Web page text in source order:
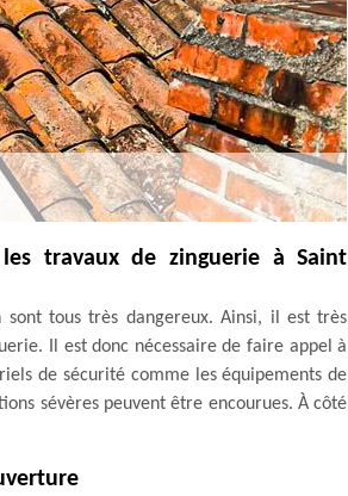
travaux de zinguerie à Saint
tous très dangereux. Ainsi, il est très
Il est donc nécessaire de faire appel à
de sécurité comme les équipements de
sévères peuvent être encourues. À côté